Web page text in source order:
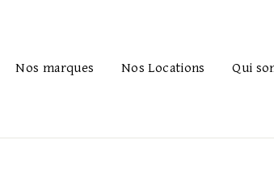
Nos marques Nos Locations Qui